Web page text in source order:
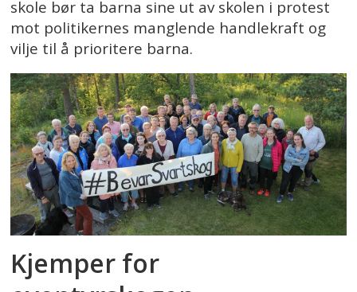
skole bør ta barna sine ut av skolen i protest
mot politikernes manglende handlekraft og
vilje til å prioritere barna.
Kjemper for